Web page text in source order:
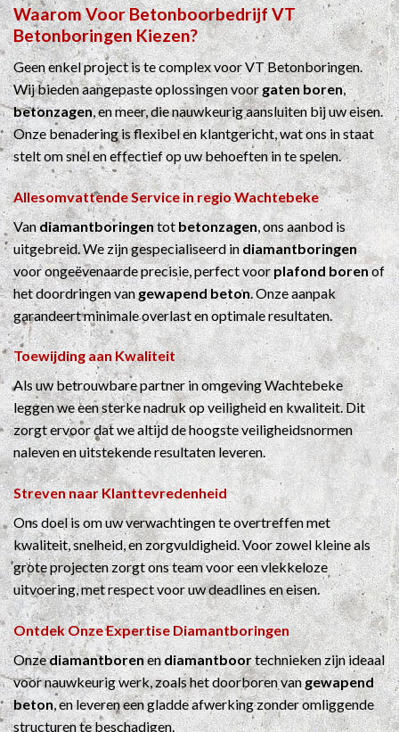
Waarom VoorBetonboorbedrijfVT
Betonboringen Kiezen?
Geen enkel project is te complex voor VT Betonboringen.
Wij bieden aangepaste oplossingen voorgaten boren,
betonzagen, en meer, die nauwkeurig aansluiten bij uw eisen.
Onze benadering is flexibel en klantgericht, wat ons in staat
stelt om snel en effectief op uw behoeften in te spelen.
Allesomvattende Service in regio Wachtebeke
Vandiamantboringentotbetonzagen, ons aanbod is
uitgebreid. We zijn gespecialiseerd indiamantboringen
voor ongeëvenaarde precisie, perfect voorplafond borenof
het doordringen vangewapend beton. Onze aanpak
garandeert minimale overlast en optimale resultaten.
Toewijding aan Kwaliteit
Als uw betrouwbare partner in omgeving Wachtebeke
leggen we een sterke nadruk op veiligheid en kwaliteit. Dit
zorgt ervoor dat we altijd de hoogste veiligheidsnormen
naleven en uitstekende resultaten leveren.
Streven naar Klanttevredenheid
Ons doel is om uw verwachtingen te overtreffen met
kwaliteit, snelheid, en zorgvuldigheid. Voor zowel kleine als
grote projecten zorgt ons team voor een vlekkeloze
uitvoering, met respect voor uw deadlines en eisen.
Ontdek Onze ExpertiseDiamantboringen
Onzediamantborenendiamantboortechnieken zijn ideaal
voor nauwkeurig werk, zoals het doorboren vangewapend
beton, en leveren een gladde afwerking zonder omliggende
structuren te beschadigen.